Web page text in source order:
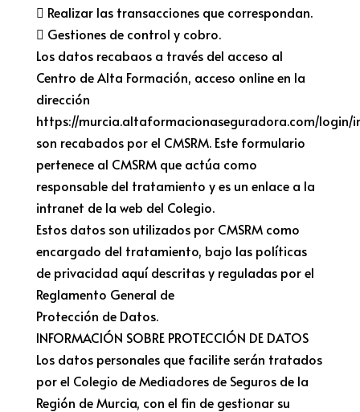
 Realizar las transacciones que correspondan.
 Gestiones de control y cobro.
Los datos recabaos a través del acceso al
Centro de Alta Formación, acceso online en la
dirección
https://murcia.altaformacionaseguradora.com/login/
son recabados por el CMSRM. Este formulario
pertenece al CMSRM que actúa como
responsable del tratamiento y es un enlace a la
intranet de la web del Colegio.
Estos datos son utilizados por CMSRM como
encargado del tratamiento, bajo las políticas
de privacidad aquí descritas y reguladas por el
Reglamento General de
Protección de Datos.
INFORMACIÓN SOBRE PROTECCIÓN DE DATOS
Los datos personales que facilite serán tratados
por el Colegio de Mediadores de Seguros de la
Región de Murcia, con el fin de gestionar su